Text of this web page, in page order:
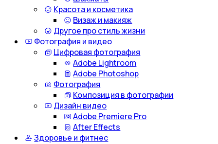
Красота и косметика
Визаж и макияж
Другое про стиль жизни
Фотография и видео
Цифровая фотография
Adobe Lightroom
Adobe Photoshop
Фотография
Композиция в фотографии
Дизайн видео
Adobe Premiere Pro
After Effects
Здоровье и фитнес